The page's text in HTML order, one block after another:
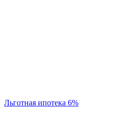
Льготная ипотека 6%